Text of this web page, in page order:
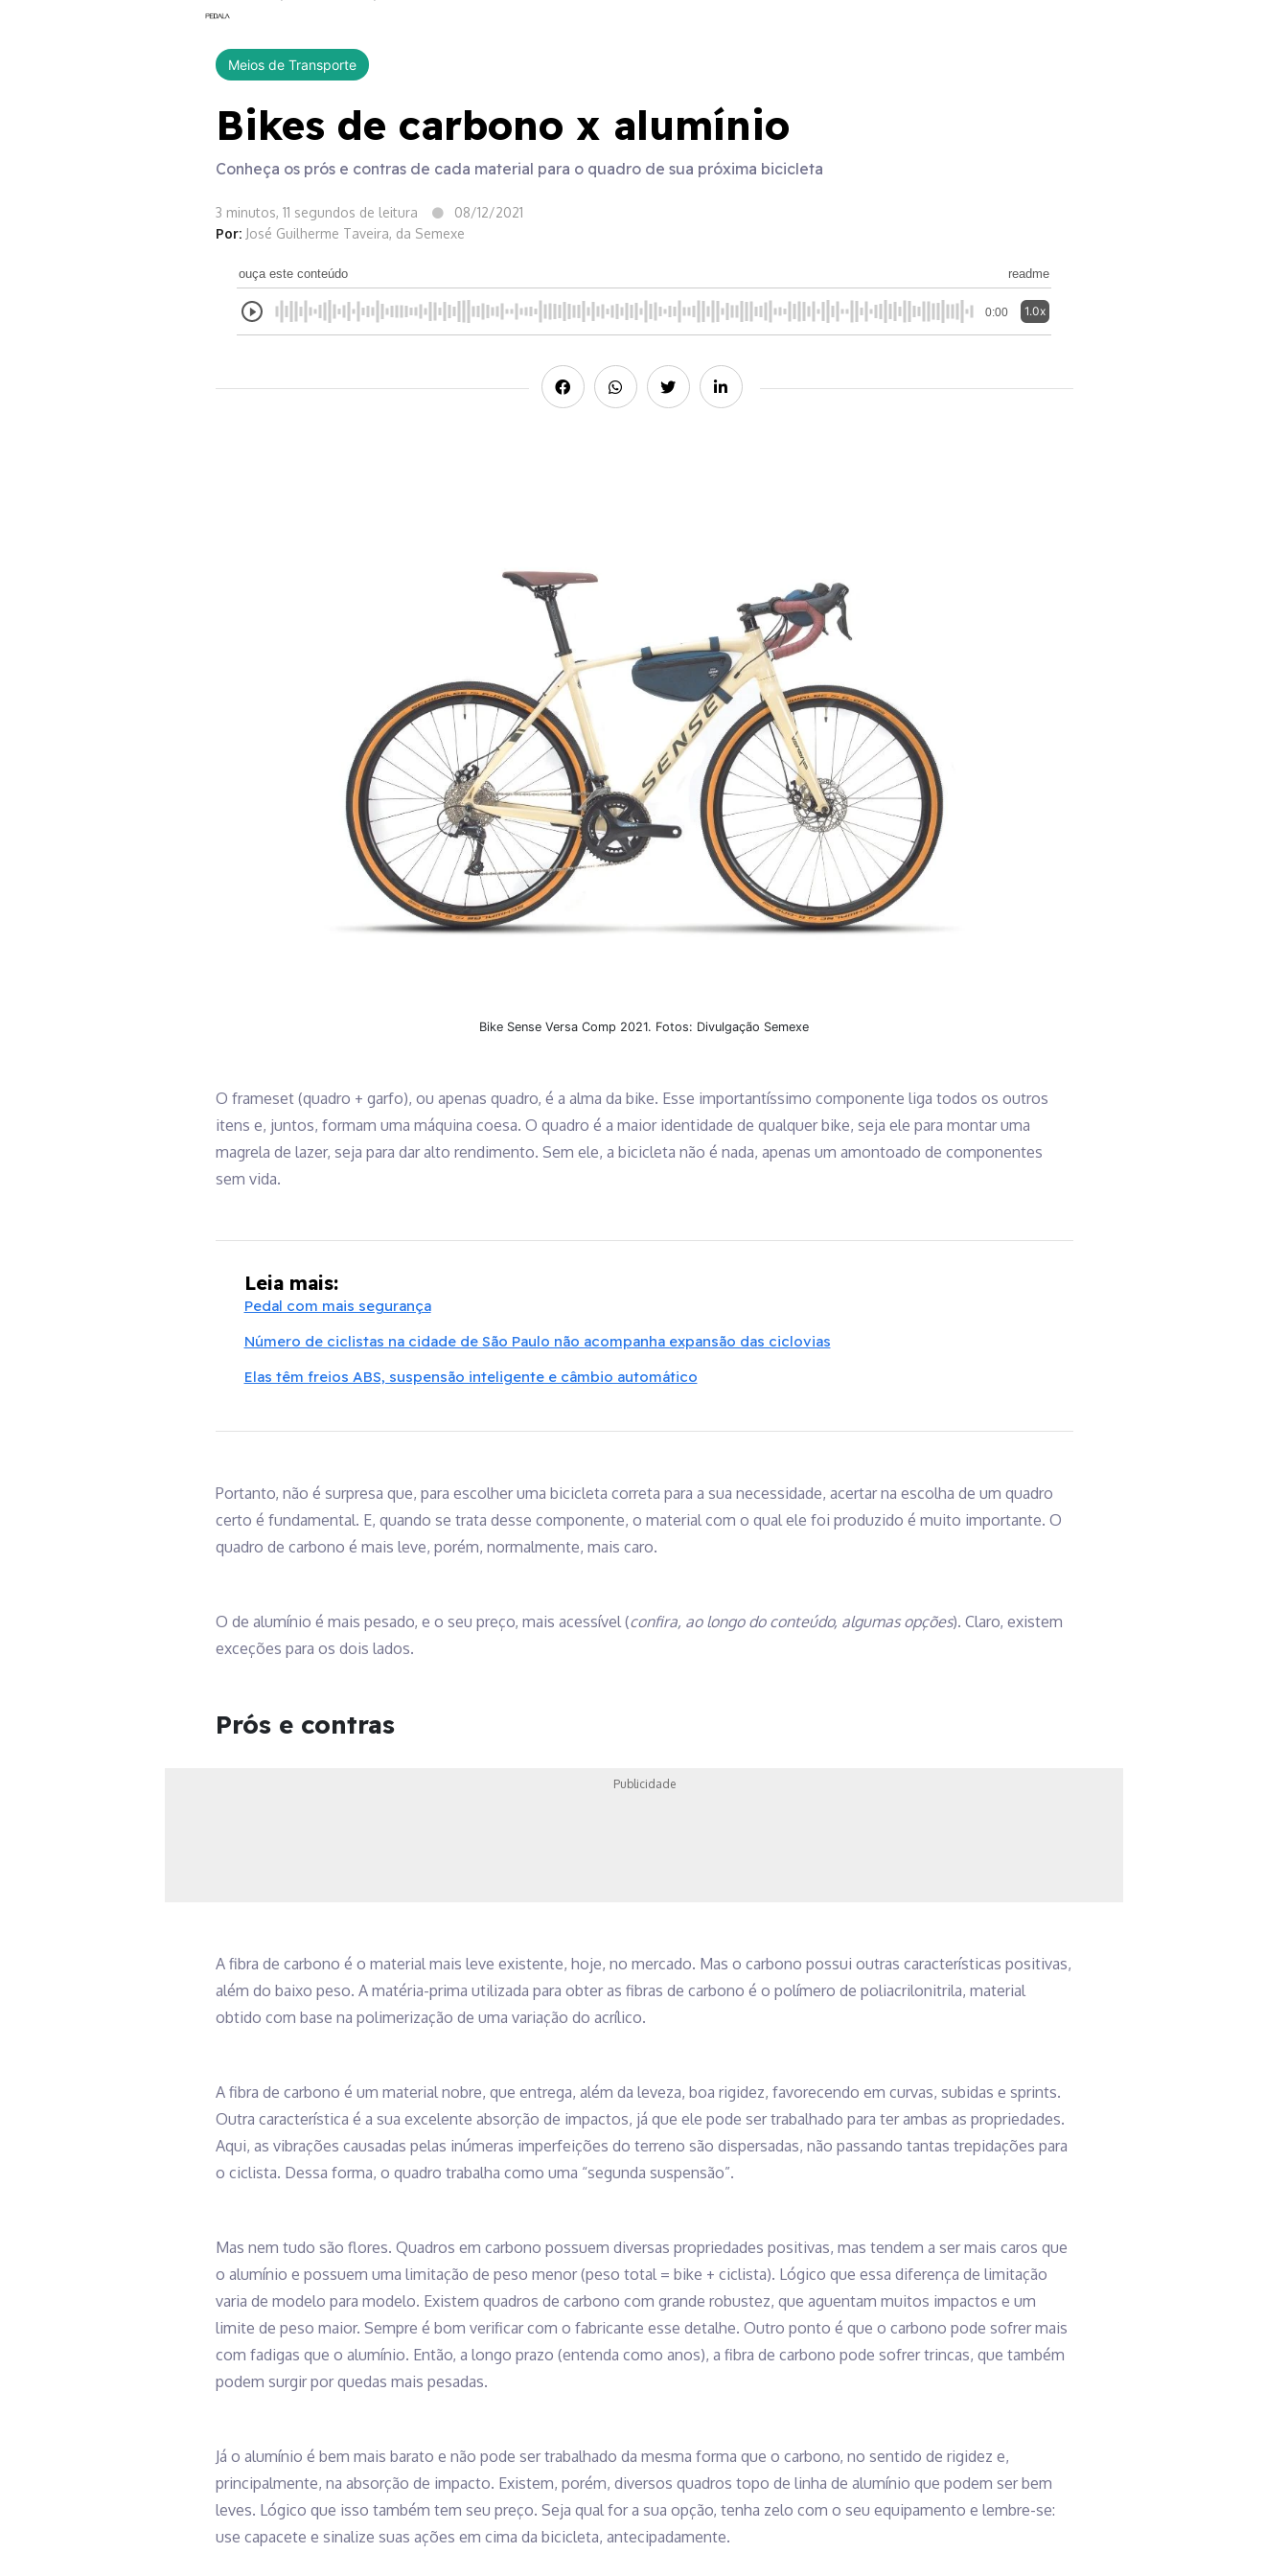
Meios de Transporte
Bikes de carbono x alumínio
Conheça os prós e contras de cada material para o quadro de sua próxima bicicleta
3 minutos, 11 segundos de leitura
08/12/2021
Por: José Guilherme Taveira, da Semexe
ouça este conteúdo readme
0:00 1.0x
Bike Sense Versa Comp 2021. Fotos: Divulgação Semexe
O frameset (quadro + garfo), ou apenas quadro, é a alma da bike. Esse importantíssimo componente liga todos os outros
itens e, juntos, formam uma máquina coesa. O quadro é a maior identidade de qualquer bike, seja ele para montar uma
magrela de lazer, seja para dar alto rendimento. Sem ele, a bicicleta não é nada, apenas um amontoado de componentes
sem vida.
Leia mais:
Pedal com mais segurança
Número de ciclistas na cidade de São Paulo não acompanha expansão das ciclovias
Elas têm freios ABS, suspensão inteligente e câmbio automático
Portanto, não é surpresa que, para escolher uma bicicleta correta para a sua necessidade, acertar na escolha de um quadro
certo é fundamental. E, quando se trata desse componente, o material com o qual ele foi produzido é muito importante. O
quadro de carbono é mais leve, porém, normalmente, mais caro.
O de alumínio é mais pesado, e o seu preço, mais acessível (confira, ao longo do conteúdo, algumas opções). Claro, existem
exceções para os dois lados.
Prós e contras
Publicidade
A fibra de carbono é o material mais leve existente, hoje, no mercado. Mas o carbono possui outras características positivas,
além do baixo peso. A matéria-prima utilizada para obter as fibras de carbono é o polímero de poliacrilonitrila, material
obtido com base na polimerização de uma variação do acrílico.
A fibra de carbono é um material nobre, que entrega, além da leveza, boa rigidez, favorecendo em curvas, subidas e sprints.
Outra característica é a sua excelente absorção de impactos, já que ele pode ser trabalhado para ter ambas as propriedades.
Aqui, as vibrações causadas pelas inúmeras imperfeições do terreno são dispersadas, não passando tantas trepidações para
o ciclista. Dessa forma, o quadro trabalha como uma “segunda suspensão”.
Mas nem tudo são flores. Quadros em carbono possuem diversas propriedades positivas, mas tendem a ser mais caros que
o alumínio e possuem uma limitação de peso menor (peso total = bike + ciclista). Lógico que essa diferença de limitação
varia de modelo para modelo. Existem quadros de carbono com grande robustez, que aguentam muitos impactos e um
limite de peso maior. Sempre é bom verificar com o fabricante esse detalhe. Outro ponto é que o carbono pode sofrer mais
com fadigas que o alumínio. Então, a longo prazo (entenda como anos), a fibra de carbono pode sofrer trincas, que também
podem surgir por quedas mais pesadas.
Já o alumínio é bem mais barato e não pode ser trabalhado da mesma forma que o carbono, no sentido de rigidez e,
principalmente, na absorção de impacto. Existem, porém, diversos quadros topo de linha de alumínio que podem ser bem
leves. Lógico que isso também tem seu preço. Seja qual for a sua opção, tenha zelo com o seu equipamento e lembre-se:
use capacete e sinalize suas ações em cima da bicicleta, antecipadamente.